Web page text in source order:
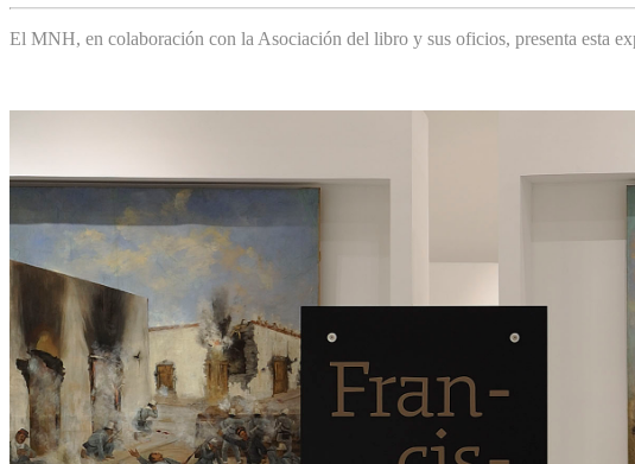
El MNH, en colaboración con la Asociación del libro y sus oficios, presenta esta